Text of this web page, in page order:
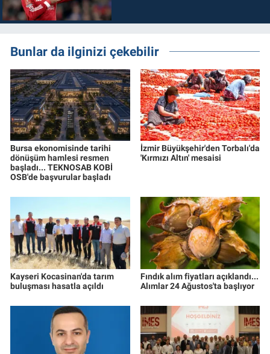
Bunlar da ilginizi çekebilir
Bursa ekonomisinde tarihi
dönüşüm hamlesi resmen
başladı... TEKNOSAB KOBİ
OSB'de başvurular başladı
İzmir Büyükşehir'den Torbalı'da
'Kırmızı Altın' mesaisi
Kayseri Kocasinan'da tarım
buluşması hasatla açıldı
Fındık alım fiyatları açıklandı...
Alımlar 24 Ağustos'ta başlıyor